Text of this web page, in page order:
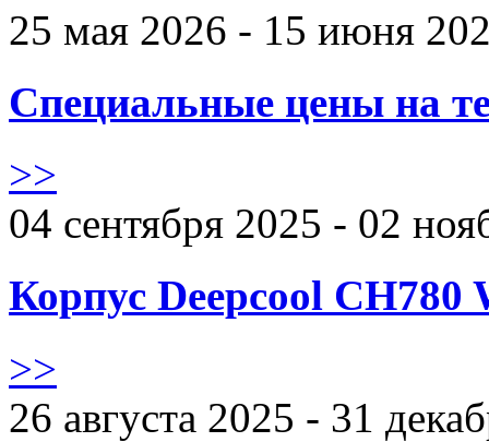
25 мая 2026 - 15 июня
Специальные цены на
>>
04 сентября 2025 - 02
Корпус Deepcool CH780
>>
26 августа 2025 - 31